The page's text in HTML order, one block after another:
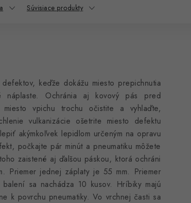
Súvisiace produkty
keďže dokážu miesto prepichnutia
náplaste. Ochránia aj kovový pás pred
vpichu trochu očistite a vyhlaďte,
vulkanizácie ošetrite miesto defektu
akýmkoľvek lepidlom určeným na opravu
počkajte pár minút a pneumatiku môžete
zaistené aj ďalšou páskou, ktorá ochráni
Priemer jednej záplaty je 55 mm. Priemer
sa nachádza 10 kusov. Hríbiky majú
k povrchu pneumatiky. Vo vrchnej časti sa